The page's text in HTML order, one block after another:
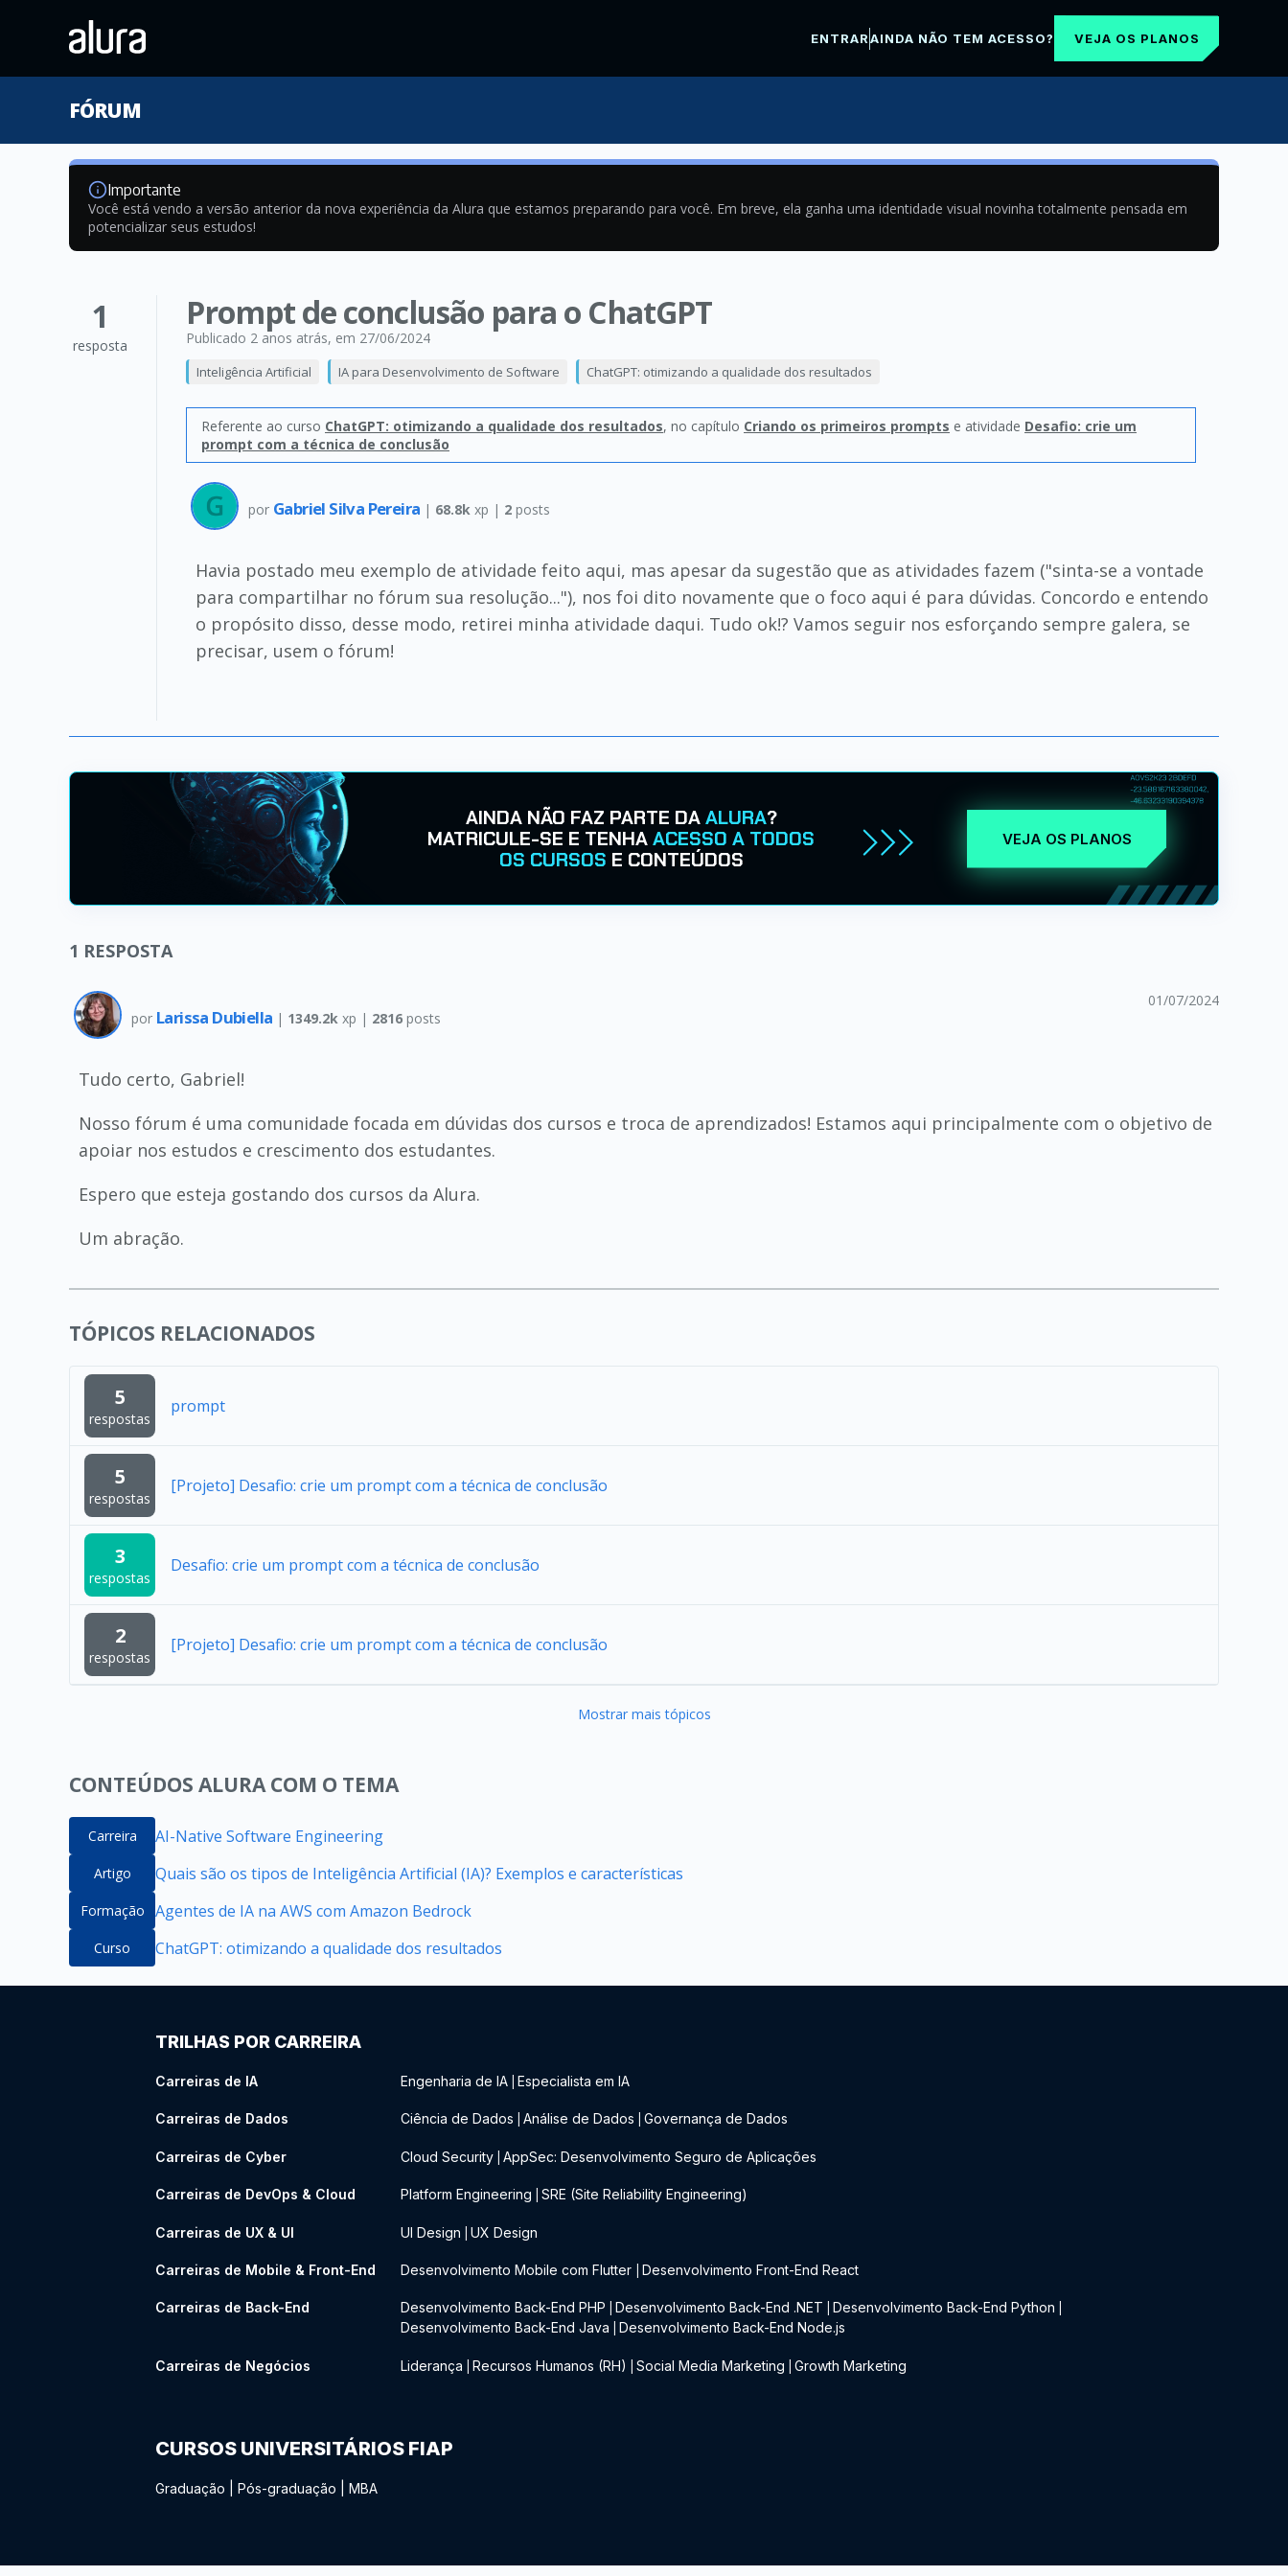
ENTRARAINDA NÃO TEM ACESSO? VEJA OS PLANOS
FÓRUM
Importante
Você está vendo a versão anterior da nova experiência da Alura que estamos preparando para você. Em breve, ela ganha uma identidade visual novinha totalmente pensada em
potencializar seus estudos!
1
resposta
Prompt de conclusão para o ChatGPT
Publicado 2 anos atrás, em 27/06/2024
Inteligência Artificial IA para Desenvolvimento de Software ChatGPT: otimizando a qualidade dos resultados
Referente ao curso ChatGPT: otimizando a qualidade dos resultados, no capítulo Criando os primeiros prompts e atividade Desafio: crie um
prompt com a técnica de conclusão
por Gabriel Silva Pereira | 68.8k xp | 2posts
Havia postado meu exemplo de atividade feito aqui, mas apesar da sugestão que as atividades fazem ("sinta-se a vontade
para compartilhar no fórum sua resolução..."), nos foi dito novamente que o foco aqui é para dúvidas. Concordo e entendo
o propósito disso, desse modo, retirei minha atividade daqui. Tudo ok!? Vamos seguir nos esforçando sempre galera, se
precisar, usem o fórum!
AINDA NÃO FAZ PARTE DAALURA?
MATRICULE-SE E TENHAACESSO A TODOS
OS CURSOS E CONTEÚDOS
VEJA OS PLANOS
1 RESPOSTA
por Larissa Dubiella | 1349.2k xp | 2816posts
01/07/2024
Tudo certo, Gabriel!
Nosso fórum é uma comunidade focada em dúvidas dos cursos e troca de aprendizados! Estamos aqui principalmente com o objetivo de
apoiar nos estudos e crescimento dos estudantes.
Espero que esteja gostando dos cursos da Alura.
Um abração.
TÓPICOS RELACIONADOS
5
respostas
prompt
5
respostas
[Projeto] Desafio: crie um prompt com a técnica de conclusão
3
respostas
Desafio: crie um prompt com a técnica de conclusão
2
respostas
[Projeto] Desafio: crie um prompt com a técnica de conclusão
Mostrar mais tópicos
CONTEÚDOS ALURA COM O TEMA
Carreira AI-Native Software Engineering
Artigo Quais são os tipos de Inteligência Artificial (IA)? Exemplos e características
Formação Agentes de IA na AWS com Amazon Bedrock
Curso ChatGPT: otimizando a qualidade dos resultados
TRILHAS POR CARREIRA
Carreiras de IA Engenharia de IA Especialista em IA
Carreiras de Dados Ciência de Dados Análise de Dados Governança de Dados
Carreiras de Cyber Cloud Security AppSec: Desenvolvimento Seguro de Aplicações
Carreiras de DevOps & Cloud Platform Engineering SRE (Site Reliability Engineering)
Carreiras de UX & UI UI Design UX Design
Carreiras de Mobile & Front-End Desenvolvimento Mobile com Flutter Desenvolvimento Front-End React
Carreiras de Back-End Desenvolvimento Back-End PHP Desenvolvimento Back-End .NET Desenvolvimento Back-End Python
Desenvolvimento Back-End Java Desenvolvimento Back-End Node.js
Carreiras de Negócios Liderança Recursos Humanos (RH) Social Media Marketing Growth Marketing
CURSOS UNIVERSITÁRIOS FIAP
Graduação Pós-graduação MBA